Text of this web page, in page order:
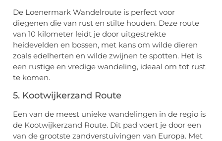
De Loenermark Wandelroute is perfect voor
diegenen die van rust en stilte houden. Deze route
van 10 kilometer leidt je door uitgestrekte
heidevelden en bossen, met kans om wilde dieren
zoals edelherten en wilde zwijnen te spotten. Het is
een rustige en vredige wandeling, ideaal om tot rust
te komen.
5. Kootwijkerzand Route
Een van de meest unieke wandelingen in de regio is
de Kootwijkerzand Route. Dit pad voert je door een
van de grootste zandverstuivingen van Europa. Met